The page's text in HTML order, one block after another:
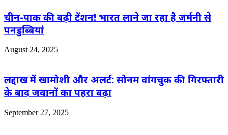
चीन-पाक की बढ़ी टेंशन! भारत लाने जा रहा है जर्मनी से
पनडुब्बियां
August 24, 2025
लद्दाख में खामोशी और अलर्ट: सोनम वांगचुक की गिरफ्तारी
के बाद जवानों का पहरा बढ़ा
September 27, 2025